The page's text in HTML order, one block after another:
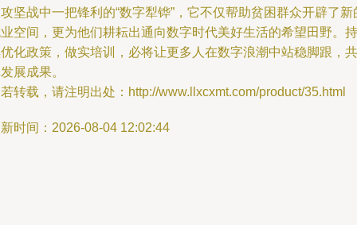
坚战中一把锋利的“数字犁铧”，它不仅帮助贫困群众开辟了新
空间，更为他们耕耘出通向数字时代美好生活的希望田野。持
化政策，做实培训，必将让更多人在数字浪潮中站稳脚跟，共
展成果。
转载，请注明出处：http://www.llxcxmt.com/product/35.html
时间：2026-08-04 12:02:44